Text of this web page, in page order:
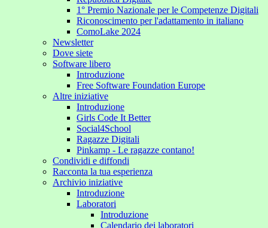
1° Premio Nazionale per le Competenze Digitali
Riconoscimento per l'adattamento in italiano
ComoLake 2024
Newsletter
Dove siete
Software libero
Introduzione
Free Software Foundation Europe
Altre iniziative
Introduzione
Girls Code It Better
Social4School
Ragazze Digitali
Pinkamp - Le ragazze contano!
Condividi e diffondi
Racconta la tua esperienza
Archivio iniziative
Introduzione
Laboratori
Introduzione
Calendario dei laboratori